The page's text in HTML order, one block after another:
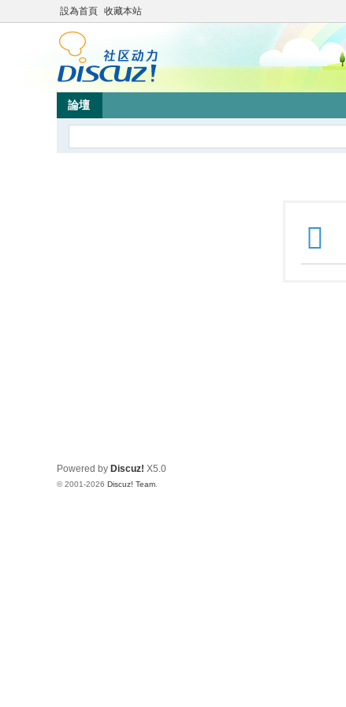
設為首頁 收藏本站
論壇
Powered by Discuz! X5.0
© 2001-2026 Discuz! Team